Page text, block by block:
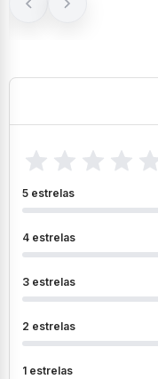
5 estrelas
4 estrelas
3 estrelas
2 estrelas
1 estrelas